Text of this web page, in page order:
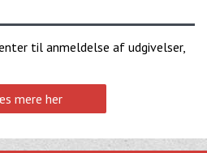
til anmeldelse af udgivelser,
mere her